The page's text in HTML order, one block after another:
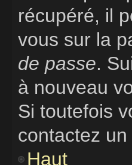
récupéré, il
vous sur la
de passe.
à nouveau
Si toutefois
contactez
Haut